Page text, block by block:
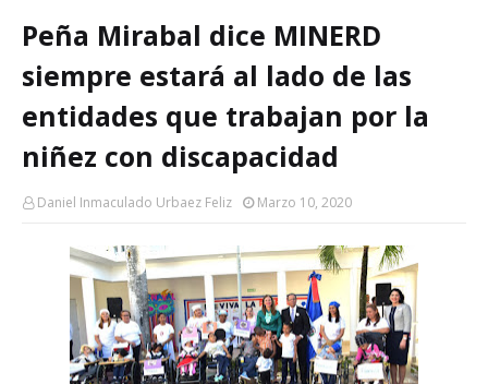
Peña Mirabal dice MINERD
siempre estará al lado de las
entidades que trabajan por la
niñez con discapacidad
Daniel Inmaculado Urbaez Feliz Marzo 10, 2020